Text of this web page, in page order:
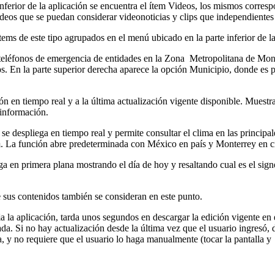
de la aplicación se encuentra el ítem Videos, los mismos
que se puedan considerar videonoticias y clips que
de este tipo agrupados en el menú ubicado en la parte inferior
de emergencia de entidades en la Zona Metropolitana de
En la parte superior derecha aparece la opción Municipio, donde
en tiempo real y a la última actualización vigente disponible.
despliega en tiempo real y permite consultar el clima en las
La función abre predeterminada con México en país y Monterrey en
primera plana mostrando el día de hoy y resaltando cual es el
contenidos también se consideran en este punto.
la aplicación, tarda unos segundos en descargar la edición vigente
Si no hay actualización desde la última vez que el usuario
y no requiere que el usuario lo haga manualmente (tocar la pantalla